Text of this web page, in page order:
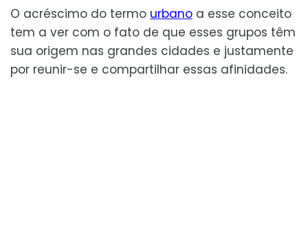
O acréscimo do termo urbano a esse conceito
tem a ver com o fato de que esses grupos têm
sua origem nas grandes cidades e justamente
por reunir-se e compartilhar essas afinidades.